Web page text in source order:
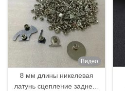
Видео
8 мм длины никелевая
латунь сцепление заднего